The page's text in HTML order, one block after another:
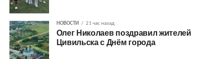
НОВОСТИ 21 час назад
Олег Николаев поздравил жителей
Цивильска с Днём города